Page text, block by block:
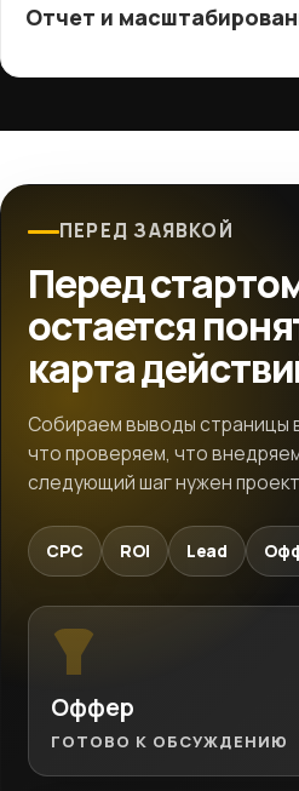
Отчет и
ПЕРЕД ЗАЯВКОЙ
Перед
остается
карта
Собираем выводы страницы
что проверяем, что
следующий шаг нужен
CPC ROI Lead
Оффер
ГОТОВО К ОБСУЖДЕНИЮ